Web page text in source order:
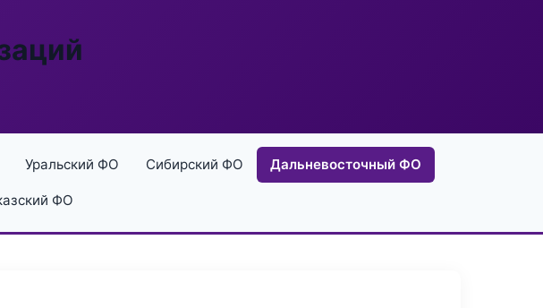
Уральский ФО Сибирский ФО Дальневосточный ФО
ФО